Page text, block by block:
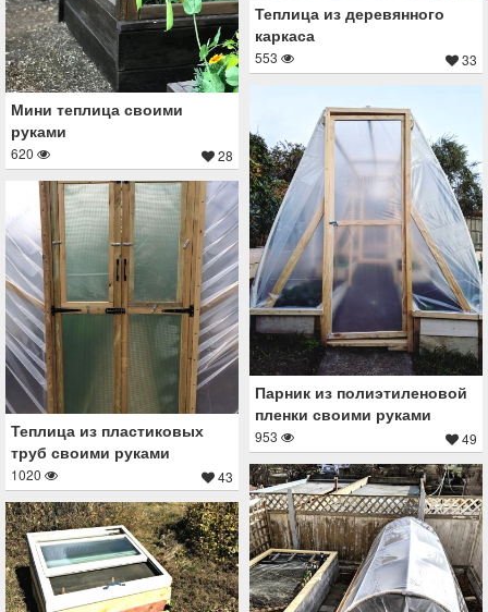
Мини теплица своими
руками
620 28
Теплица из деревянного
каркаса
553 33
Парник из полиэтиленовой
пленки своими руками
953 49
Теплица из пластиковых
труб своими руками
1020 43